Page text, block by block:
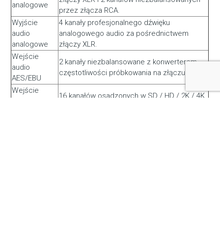
analogowe
przez złącza RCA.
Wyjście
audio
analogowe
4 kanały profesjonalnego dźwięku
analogowego audio za pośrednictwem
złączy XLR.
Wejście
audio
AES/EBU
2 kanały niezbalansowane z konwerterem
częstotliwości próbkowania na złączu BNC.
Wejście
16 kanałów osadzonych w SD / HD / 2K / 4K.